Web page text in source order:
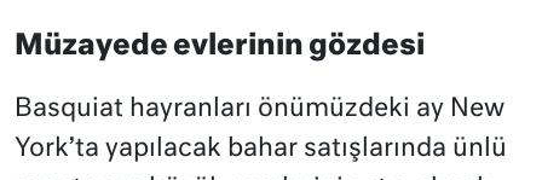
Müzayede evlerinin gözdesi
Basquiat hayranları önümüzdeki ay New
York’ta yapılacak bahar satışlarında ünlü